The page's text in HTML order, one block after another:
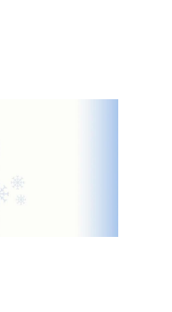
פרוטוקול אומגה